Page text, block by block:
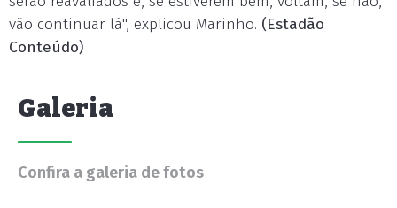
vão continuar lá", explicou Marinho. (Estadão
Conteúdo)
Galeria
Confira a galeria de fotos